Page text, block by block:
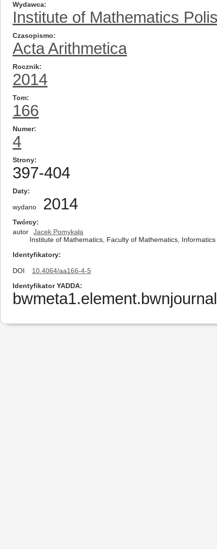
Wydawca
Institute of Mathematics
Czasopismo
Acta Arithmetica
Rocznik
2014
Tom
166
Numer
4
Strony
397-404
Daty
wydano 2014
Twórcy
autor
Jacek Pomykała
Institute of Mathematics, Faculty of Mathematics,
Identyfikatory
DOI
10.4064/aa166-4-5
Identyfikator YADDA